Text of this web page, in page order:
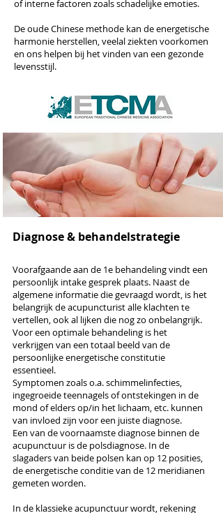
of interne factoren zoals schadelijke emoties.
De oude Chinese methode kan de energetische
harmonie herstellen, veelal ziekten voorkomen
en ons helpen bij het vinden van een gezonde
levensstijl.
Diagnose & behandelstrategie
Voorafgaande aan de 1e behandeling vindt een
persoonlijk intake gesprek plaats. Naast de
algemene informatie die gevraagd wordt, is het
belangrijk de acupuncturist alle klachten te
vertellen, ook al lijken die nog zo onbelangrijk.
Voor een optimale behandeling is het
verkrijgen van een totaal beeld van de
persoonlijke energetische constitutie
essentieel.
Symptomen zoals o.a. schimmelinfecties,
ingegroeide teennagels of ontstekingen in de
mond of elders op/in het lichaam, etc. kunnen
van invloed zijn voor een juiste diagnose.
Een van de voornaamste diagnose binnen de
acupunctuur is de polsdiagnose. In de
slagaders van beide polsen kan op 12 posities,
de energetische conditie van de 12 meridianen
gemeten worden.
In de klassieke acupunctuur wordt, rekening